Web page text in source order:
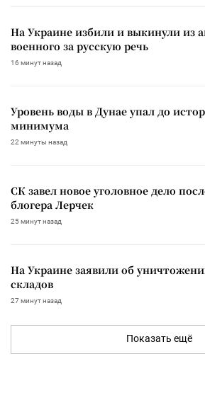
На Украине избили и выкинули из
военного за русскую речь
16 минут назад
Уровень воды в Дунае упал до
минимума
22 минуты назад
СК завел новое уголовное дело
блогера Лерчек
25 минут назад
На Украине заявили об
складов
27 минут назад
Показать ещё